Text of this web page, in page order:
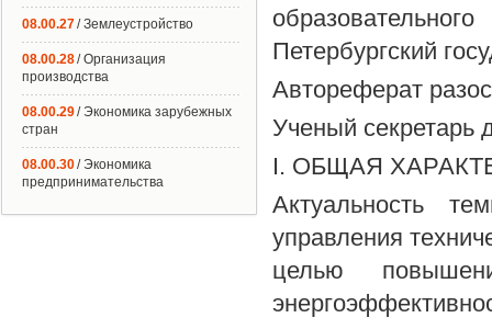
Петербургский
Автореферат
Ученый секретарь
I. ОБЩАЯ
Актуальность
управления
целью
08.00.27/ Землеустройство
08.00.28/ Организация
производства
08.00.29/ Экономика зарубежных
стран
08.00.30/ Экономика
предпринимательства